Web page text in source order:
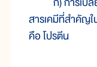
สารเคมีที่สำคัญ
คือ โปรตีน